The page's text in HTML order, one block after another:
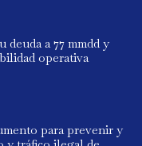
deuda a 77 mmdd y
operativa
para prevenir y